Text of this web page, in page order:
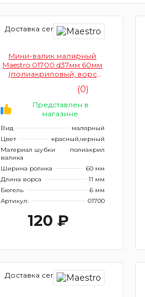
Доставка сегодня
Мини-валик малярный
Maestro 01700 d37мм 60мм
(полиакриловый, ворс
(0)
Представлен в
магазине
Вид
малярный
Цвет
красный,черный
Материал шубки
валика
полиакрил
Ширина ролика
60 мм
Длина ворса
11 мм
Бюгель
6 мм
Артикул:
01700
120 ₽
Доставка сегодня